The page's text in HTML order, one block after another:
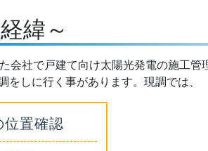
緯～
会社で戸建て向け太陽光発電の施工管
をしに行く事があります。現調では、
位置確認